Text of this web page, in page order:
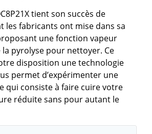
tient son succès de
les fabricants ont mise dans sa
une fonction vapeur
pyrolyse pour nettoyer. Ce
disposition une technologie
permet d’expérimenter une
qui consiste à faire cuire votre
réduite sans pour autant le